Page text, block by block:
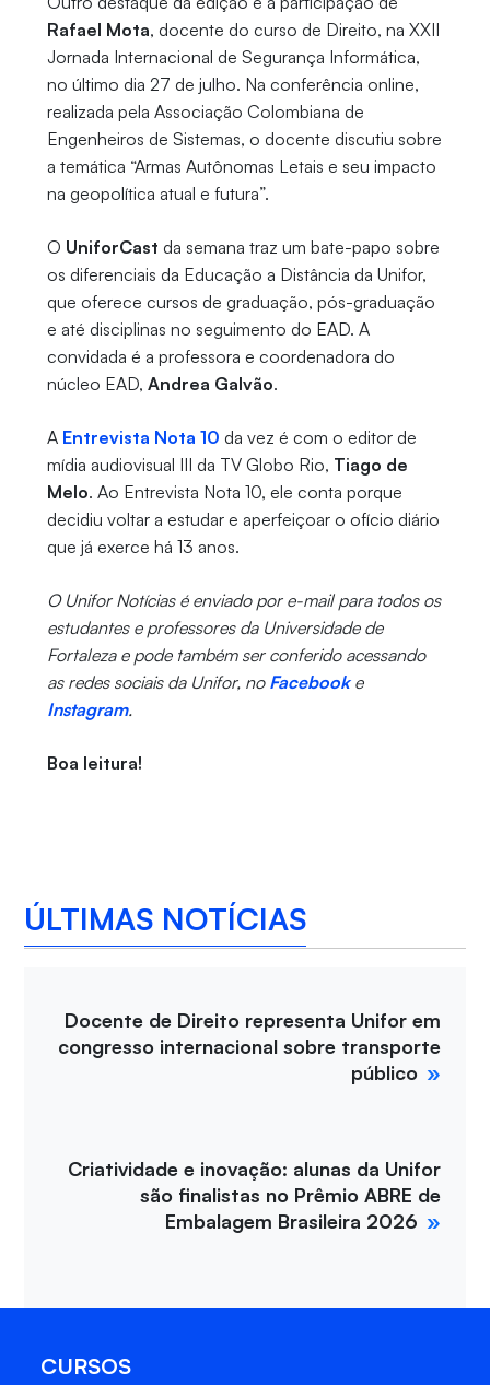
Rafael Mota, docente do curso de Direito, na XXII
Jornada Internacional de Segurança Informática,
no último dia 27 de julho. Na conferência online,
realizada pela Associação Colombiana de
Engenheiros de Sistemas, o docente discutiu sobre
a temática “Armas Autônomas Letais e seu impacto
na geopolítica atual e futura”.
O UniforCast da semana traz um bate-papo sobre
os diferenciais da Educação a Distância da Unifor,
que oferece cursos de graduação, pós-graduação
e até disciplinas no seguimento do EAD. A
convidada é a professora e coordenadora do
núcleo EAD, Andrea Galvão.
A Entrevista Nota 10 da vez é com o editor de
mídia audiovisual III da TV Globo Rio, Tiago de
Melo. Ao Entrevista Nota 10, ele conta porque
decidiu voltar a estudar e aperfeiçoar o ofício diário
que já exerce há 13 anos.
O Unifor Notícias é enviado por e-mail para todos os
estudantes e professores da Universidade de
Fortaleza e pode também ser conferido acessando
as redes sociais da Unifor, no Facebooke
Instagram.
Boa leitura!
ÚLTIMAS NOTÍCIAS
Docente de Direito representa Unifor em
congresso internacional sobre transporte
público
Criatividade e inovação: alunas da Unifor
são finalistas no Prêmio ABRE de
Embalagem Brasileira 2026
CURSOS